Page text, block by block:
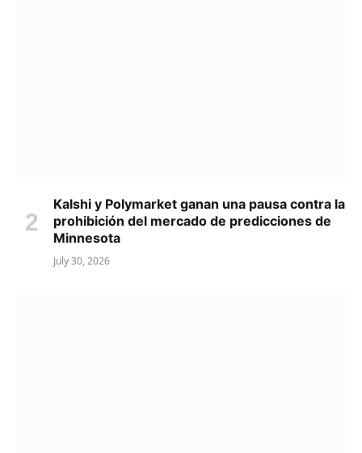
Kalshi y Polymarket ganan una pausa contra la
prohibición del mercado de predicciones de
Minnesota
July 30, 2026